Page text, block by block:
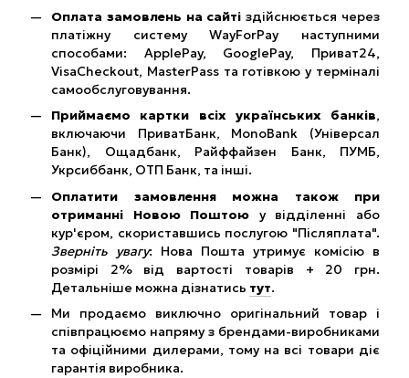
Оплата замовлень на сайтіздійснюється через
платіжну систему WayForPay наступними
способами: ApplePay, GooglePay, Приват24,
VisaCheckout, MasterPass та готівкою у терміналі
самообслуговування.
Приймаємо картки всіх українських банків,
включаючи ПриватБанк, MonoBank (Універсал
Банк), Ощадбанк, Райффайзен Банк, ПУМБ,
Укрсиббанк, ОТП Банк, та інші.
Оплатити замовлення можна також при
отриманні Новою Поштою у відділенні або
кур'єром, скориставшись послугою "Післяплата".
Зверніть увагу: Нова Пошта утримує комісію в
розмірі 2% від вартості товарів + 20 грн.
Детальніше можна дізнатись тут.
Ми продаємо виключно оригінальний товар і
співпрацюємо напряму з брендами-виробниками
та офіційними дилерами, тому на всі товари діє
гарантія виробника.